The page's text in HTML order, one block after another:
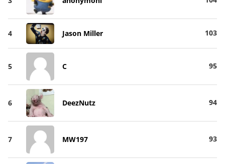
4 Jason Miller 103
5 C 95
6 DeezNutz 94
7 MW197 93